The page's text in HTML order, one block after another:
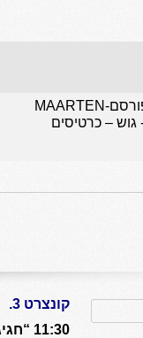
הקונטרה-טנור המפורסם-MAARTEN
קונצרט 3.
11:30 “חגיגה ונציאנית” – ויוולדי, מונטוורדי וצ’ימרוזה